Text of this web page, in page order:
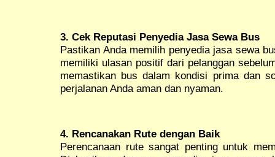
3. Cek Reputasi Penyedia Jasa Sewa Bus
Pastikan Anda memilih penyedia jasa sewa
memiliki ulasan positif dari pelanggan
memastikan bus dalam kondisi prima dan
perjalanan Anda aman dan nyaman.
4. Rencanakan Rute dengan Baik
Perencanaan rute sangat penting untuk